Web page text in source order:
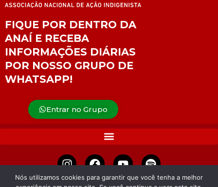
FIQUE POR DENTRO DA
ANAÍ E RECEBA
INFORMAÇÕES DIÁRIAS
POR NOSSO GRUPO DE
WHATSAPP!
Entrar no Grupo
Nós utilizamos cookies para garantir que você tenha a melhor